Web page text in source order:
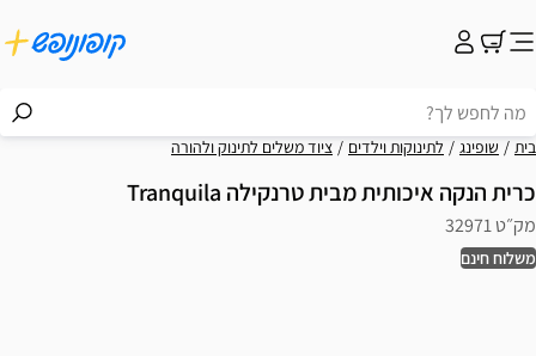
בית שופינג לתינוקות וילדים ציוד משלים לתינוק ולהורה
כרית הנקה איכותית מבית טרנקילה Tranquila
מק״ט 32971
משלוח חינם